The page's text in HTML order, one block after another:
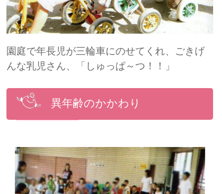
園庭で年長児が三輪車にのせてくれ、ごきげ
んな乳児さん、「しゅっぱ～つ！！」
異年齢のかかわり